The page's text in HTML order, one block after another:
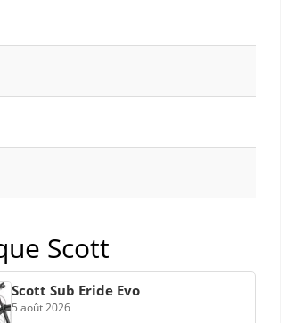
Scott
Scott Sub Eride Evo
5 août 2026